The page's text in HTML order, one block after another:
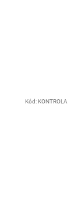
Kód:KONTROLA